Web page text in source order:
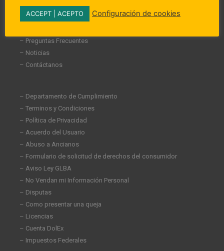
– Acerca de Nosotros
– Participación en la comunidad
– Preguntas Frecuentes
– Noticias
– Contáctanos
– Departamento de Cumplimiento
– Terminos y Condiciones
– Política de Privacidad
– Acuerdo del Usuario
– Abuso a Ancianos
– Formulario de solicitud de derechos del consumidor
– Aviso Ley GLBA
– No Vendan mi Información Personal
– Disputas
– Como presentar una queja
– Licencias
– Cuenta DolEx
– Impuestos Federales
ACCEPT | ACEPTO Configuración de cookies